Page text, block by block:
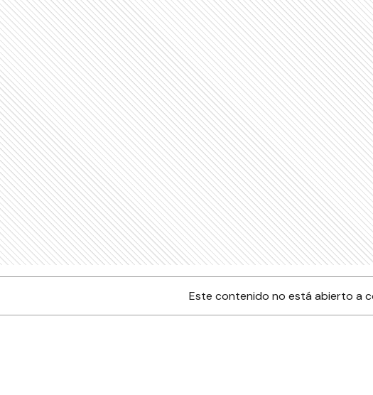
Este contenido no está abierto a